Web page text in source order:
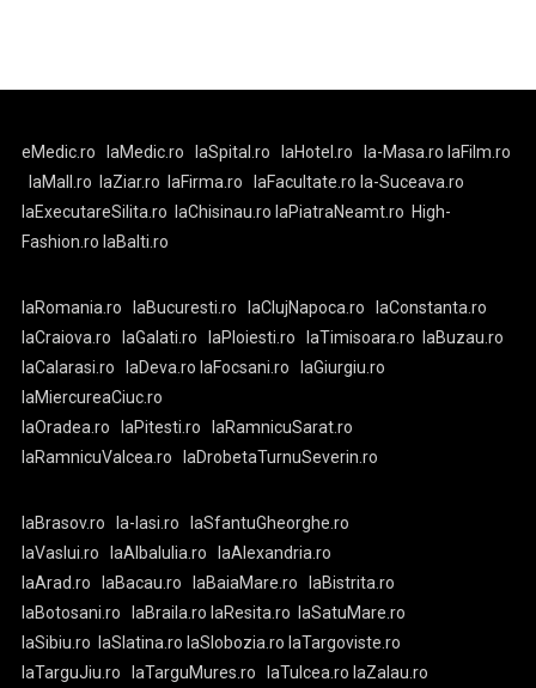
eMedic.ro laMedic.ro laSpital.ro laHotel.ro la-Masa.ro laFilm.ro
laMall.ro
laZiar.ro laFirma.ro laFacultate.ro la-Suceava.ro
laExecutareSilita.ro
laChisinau.ro laPiatraNeamt.ro High-
Fashion.ro laBalti.ro
laRomania.ro laBucuresti.ro laClujNapoca.ro
laConstanta.ro
laCraiova.ro
laGalati.ro laPloiesti.ro laTimisoara.ro
laBuzau.ro
laCalarasi.ro
laDeva.ro laFocsani.ro
laGiurgiu.ro
laMiercureaCiuc.ro
laOradea.ro
laPitesti.ro
laRamnicuSarat.ro
laRamnicuValcea.ro
laDrobetaTurnuSeverin.ro
laBrasov.ro la-Iasi.ro
laSfantuGheorghe.ro
laVaslui.ro
laAlbaIulia.ro
laAlexandria.ro
laArad.ro
laBacau.ro laBaiaMare.ro
laBistrita.ro
laBotosani.ro
laBraila.ro laResita.ro
laSatuMare.ro
laSibiu.ro
laSlatina.ro laSlobozia.ro laTargoviste.ro
laTarguJiu.ro
laTarguMures.ro laTulcea.ro laZalau.ro